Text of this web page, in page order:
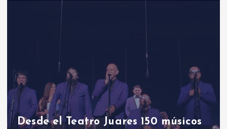
Desde el Teatro Juares 150 músicos